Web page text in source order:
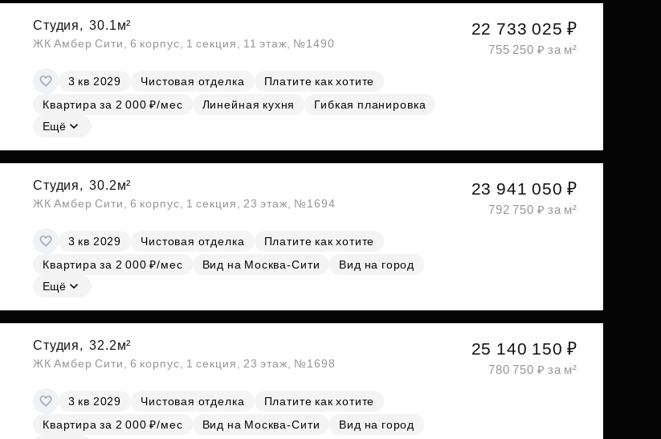
Студия, 30.1м²
ЖК Амбер Сити, 6 корпус, 1 секция, 11 этаж, №1490
3 кв 2029 Чистовая отделка
Платите как хотите
Квартира за 2 000 ₽/мес
Линейная кухня
Гибкая планировка
Ещё
22 733 025 ₽
755 250 ₽ за м²
Студия, 30.2м²
ЖК Амбер Сити, 6 корпус, 1 секция, 23 этаж, №1694
3 кв 2029 Чистовая отделка
Платите как хотите
Квартира за 2 000 ₽/мес
Вид на Москва-Сити
Вид на город
Ещё
23 941 050 ₽
792 750 ₽ за м²
Студия, 32.2м²
ЖК Амбер Сити, 6 корпус, 1 секция, 23 этаж, №1698
3 кв 2029 Чистовая отделка
Платите как хотите
Квартира за 2 000 ₽/мес
Вид на Москва-Сити
Вид на город
25 140 150 ₽
780 750 ₽ за м²